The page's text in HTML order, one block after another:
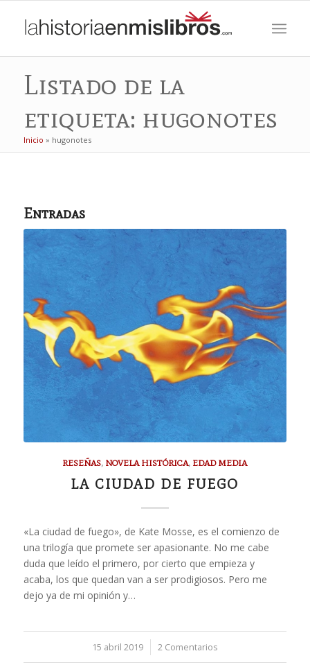
Listado de la
etiqueta: hugonotes
Inicio » hugonotes
Entradas
RESEÑAS, NOVELA HISTÓRICA, EDAD MEDIA
LA CIUDAD DE FUEGO
«La ciudad de fuego», de Kate Mosse, es el comienzo de
una trilogía que promete ser apasionante. No me cabe
duda que leído el primero, por cierto que empieza y
acaba, los que quedan van a ser prodigiosos. Pero me
dejo ya de mi opinión y…
15 abril 2019
/ 2 Comentarios